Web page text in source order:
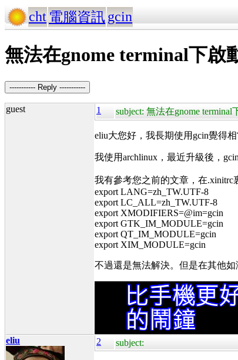
cht 電腦資訊 gcin
無法在gnome terminal下啟
----------- Reply -----------
guest 1 subject: 無法在gnome terminal
eliu大您好，我長期使用gcin覺得
我使用archlinux，最近升級後，
我有參考您之前的文章，在.xinitrc
export LANG=zh_TW.UTF-8
export LC_ALL=zh_TW.UTF-8
export XMODIFIERS=@im=gcin
export GTK_IM_MODULE=gcin
export QT_IM_MODULE=gcin
export XIM_MODULE=gcin
不過還是無法解決。但是在其他如
eliu 2 subject: